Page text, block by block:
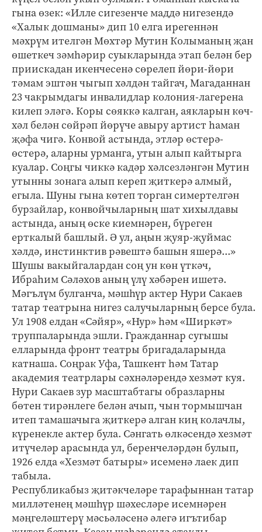
гына өзек: «Илле сигезенче маддә нигезендә
«Халык дошманы» дип 10 елга ирегеннән
мәхрүм ителгән Мөхтәр Мутин Колыманың җан
өшеткеч зәмһәрир суыкларында этап белән бер
приискадан икенчесенә сөрелеп йөри-йөри
тәмам эштән чыгып хәлдән тайгач, Магаданнан
23 чакрымдагы инвалидлар колония-лагерена
килеп эләгә. Коры сөяккә калган, аякларын көч-
хәл белән сөйрәп йөрүче авыру артист һаман
җәфа чигә. Конвой астында, этләр өстерә-
өстерә, аларны урманга, утын алып кайтырга
куалар. Соңгы чиккә кадәр хәлсезләнгән Мутин
утынны зонага алып кереп җиткерә алмый,
егыла. Шуны гына көтеп торган симертелгән
бурзайлар, конвойчыларның шат хихылдавы
астында, аның өске киемнәрен, бүреген
ерткалый башлый. Ә ул, аңын җуяр-җуймас
хәлдә, инстинктив рәвештә башын яшерә...»
Шушы вакыйгалардан соң ун көн үткәч,
Ибраһим Сәләхов аның үлү хәбәрен ишетә.
Мәгълүм булганча, мәшһүр актер Нури Сакаев
татар театрына нигез салучыларның берсе була.
Ул 1908 елдан «Сәйяр», «Нур» һәм «Ширкәт»
труппаларында эшли. Гражданнар сугышы
елларында фронт театры бригадаларында
катнаша. Соңрак Уфа, Ташкент һәм Татар
академия театрлары сәхнәләрендә хезмәт куя.
Нури Сакаев зур масштабтагы образларны
бөтен тирәнлеге белән ачып, чын тормышчан
итеп тамашачыга җиткерә алган киң колачлы,
күренекле актер була. Сәнгать өлкәсендә хезмәт
итүчеләр арасында ул, беренчеләрдән булып,
1926 елда «Хезмәт батыры» исеменә лаек дип
табыла.
Республикабыз җитәкчеләре тарафыннан татар
милләтенең мәшһүр шәхесләре исемнәрен
мәңгеләштерү мәсьәләсенә әлегә игътибар